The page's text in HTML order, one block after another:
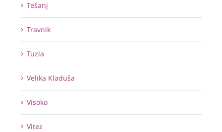
Tešanj
Travnik
Tuzla
Velika Kladuša
Visoko
Vitez